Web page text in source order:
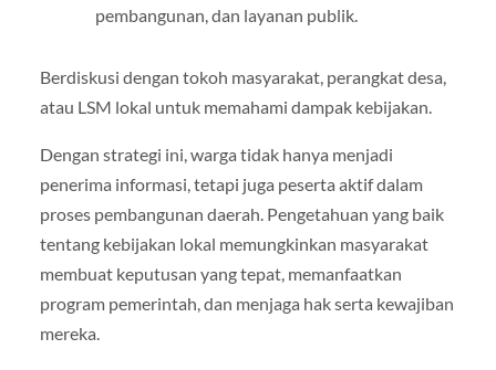
pembangunan, dan layanan publik.
Berdiskusi dengan tokoh masyarakat, perangkat desa,
atau LSM lokal untuk memahami dampak kebijakan.
Dengan strategi ini, warga tidak hanya menjadi
penerima informasi, tetapi juga peserta aktif dalam
proses pembangunan daerah. Pengetahuan yang baik
tentang kebijakan lokal memungkinkan masyarakat
membuat keputusan yang tepat, memanfaatkan
program pemerintah, dan menjaga hak serta kewajiban
mereka.